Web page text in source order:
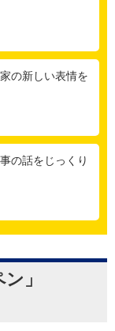
の新しい表情を
の話をじっくり
」